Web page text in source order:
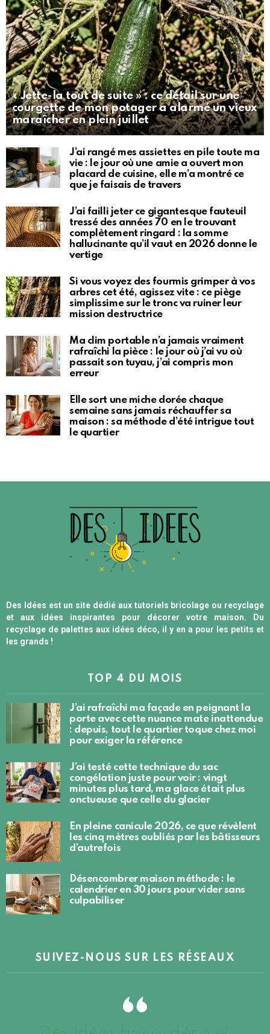
« Jette-la tout de suite » : ce détail sur une
courgette de mon potager a alarmé un vieux
maraîcher en plein juillet
J’ai rangé mes assiettes en pile toute ma
vie : le jour où une amie a ouvert mon
placard de cuisine, elle m’a montré ce
que je faisais de travers
J’ai failli jeter ce gigantesque fauteuil
tressé des années 70 en le trouvant
complètement ringard : la somme
hallucinante qu’il vaut en 2026 donne le
vertige
Si vous voyez des fourmis grimper à vos
arbres cet été, agissez vite : ce piège
simplissime sur le tronc va ruiner leur
mission destructrice
Ma clim portable n’a jamais vraiment
rafraîchi la pièce : le jour où j’ai vu où
passait son tuyau, j’ai compris mon
erreur
Elle sort une miche dorée chaque
semaine sans jamais réchauffer sa
maison : sa méthode d’été intrigue tout
le quartier
Des Idées est un site dédié aux tutoriels bricolage ou recyclage
et aux idées inspirantes pour décorer votre maison. Du
recyclage de palettes aux idées déco, il y en a pour les petits et
les grands !
TOP 4 DU MOIS
J’ai rafraîchi ma façade en peignant la
porte avec cette nuance mate inattendue
: depuis, tout le quartier toque chez moi
pour exiger la référence
J’ai testé cette technique du sac
congélation juste pour voir : vingt
minutes plus tard, ma glace était plus
onctueuse que celle du glacier
En pleine canicule 2026, ce que révèlent
les cinq mètres oubliés par les bâtisseurs
d’autrefois
Désencombrer maison méthode : le
calendrier en 30 jours pour vider sans
culpabiliser
SUIVEZ-NOUS SUR LES RÉSEAUX